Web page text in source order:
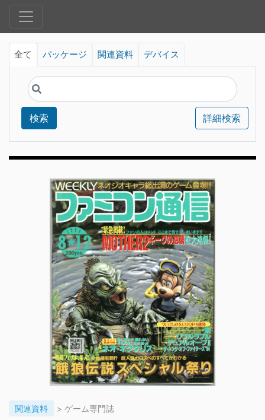
全て パッケージ 関連資料 デバイス
検索 詳細検索
関連資料 > ゲーム専門誌